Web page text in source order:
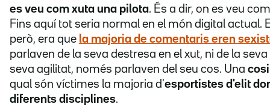
es veu com xuta una pilota. És a dir, on es veu
Fins aquí tot seria normal en el món digital actual.
però, era que la majoria de comentaris eren
parlaven de la seva destresa en el xut, ni de la
seva agilitat, només parlaven del seu cos. Una
qual són víctimes la majoria d'esportistes d'elit
diferents disciplines.